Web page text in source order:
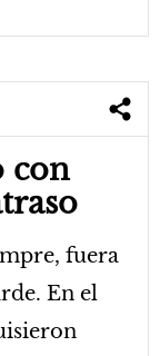
con
fuera
En el